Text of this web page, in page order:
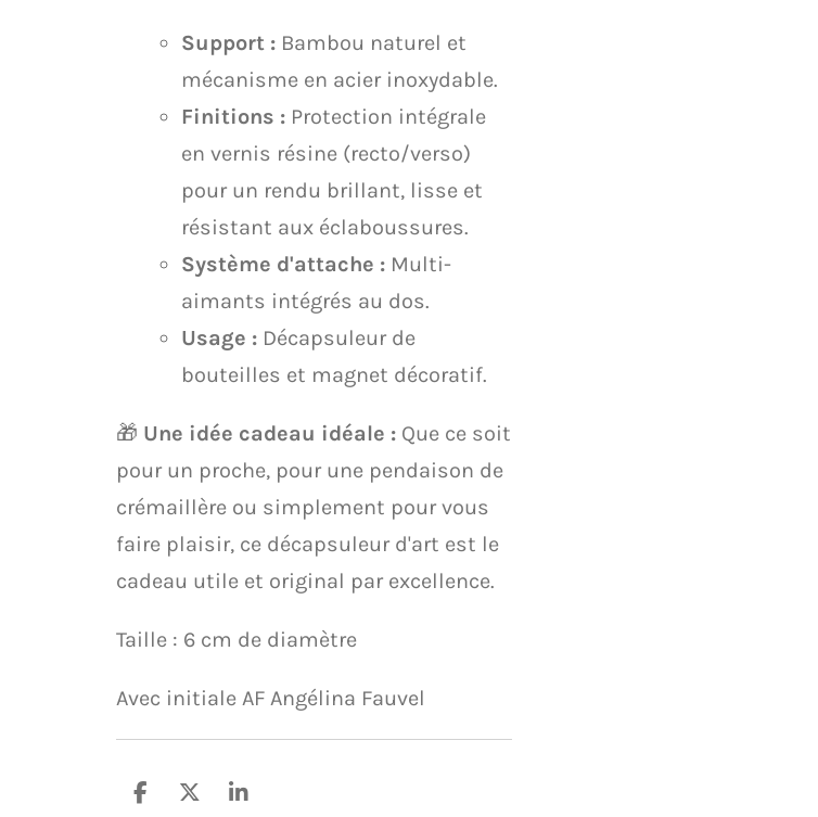
Support : Bambou naturel et
mécanisme en acier inoxydable.
Finitions : Protection intégrale
en vernis résine (recto/verso)
pour un rendu brillant, lisse et
résistant aux éclaboussures.
Système d'attache : Multi-
aimants intégrés au dos.
Usage : Décapsuleur de
bouteilles et magnet décoratif.
​🎁 Une idée cadeau idéale : Que ce soit
pour un proche, pour une pendaison de
crémaillère ou simplement pour vous
faire plaisir, ce décapsuleur d'art est le
cadeau utile et original par excellence.
Taille : 6 cm de diamètre
Avec initiale AF Angélina Fauvel
P
P
P